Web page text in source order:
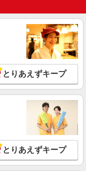
とりあえずキープ
とりあえずキープ